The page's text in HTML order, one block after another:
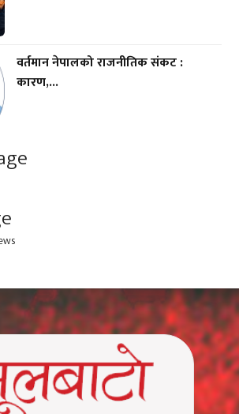
वर्तमान नेपालको राजनीतिक संकट :
कारण,...